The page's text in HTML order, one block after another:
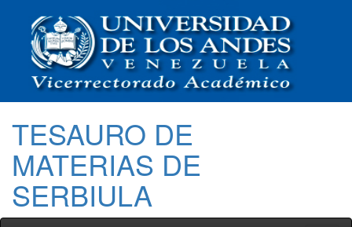
TESAURO DE
MATERIAS DE
SERBIULA